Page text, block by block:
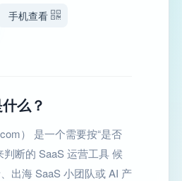
手机查看
么？
） 是一个需要按“是否
判断的 SaaS 运营工具 候
出海 SaaS 小团队或 AI 产